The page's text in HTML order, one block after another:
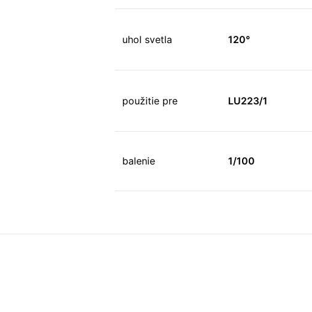
uhol svetla 120°
použitie pre LU223/1
balenie 1/100